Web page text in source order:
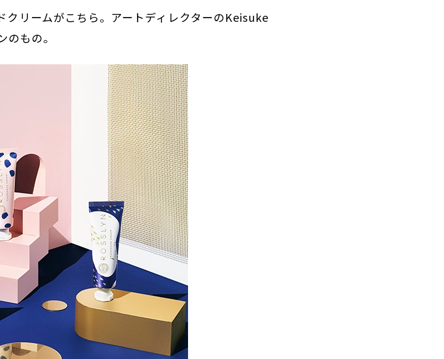
クリームがこちら。アートディレクターのKeisuke
もの。